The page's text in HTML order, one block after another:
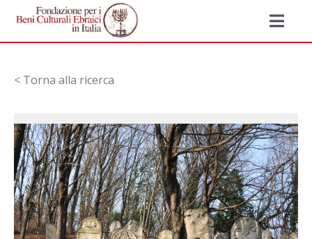
< Torna alla ricerca